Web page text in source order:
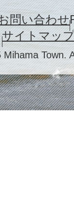
問い合わせ
サイトマッ
Town.